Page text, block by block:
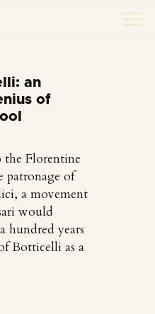
an
of
the Florentine
patronage of
a movement
would
hundred years
Botticelli as a